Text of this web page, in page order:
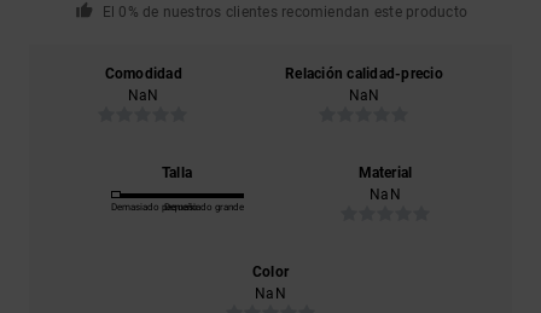
El 0% de nuestros clientes recomiendan este producto
Comodidad
NaN
Relación calidad-precio
NaN
Talla
Demasiado pequeñoDemasiado grande
Material
NaN
Color
NaN